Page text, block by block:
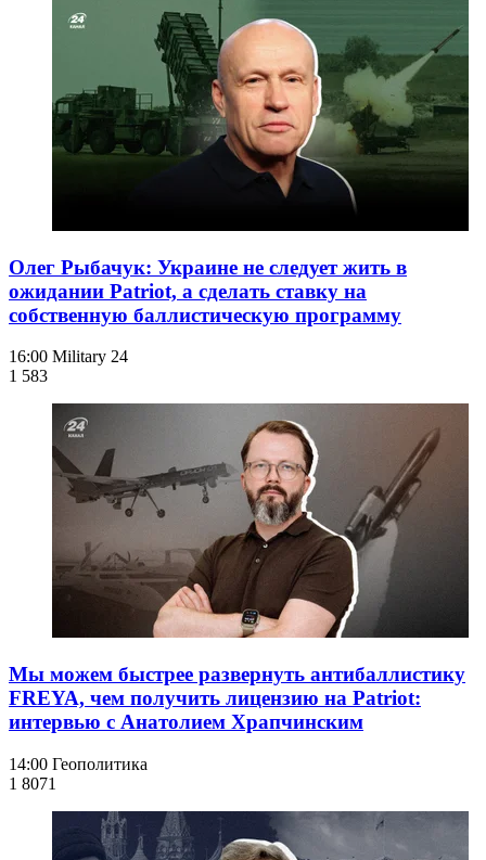
Олег Рыбачук: Украине не следует жить в
ожидании Patriot, а сделать ставку на
собственную баллистическую программу
16:00 Military 24
1 583
Мы можем быстрее развернуть антибаллистику
FREYA, чем получить лицензию на Patriot:
интервью с Анатолием Храпчинским
14:00 Геополитика
1 8071